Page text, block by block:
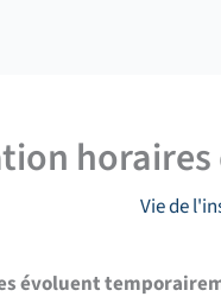
horaires
Vie de
évoluent